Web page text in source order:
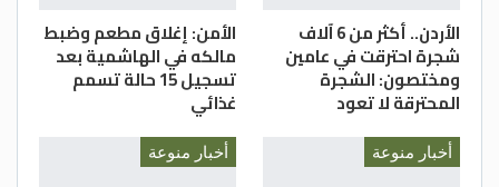
الأردن.. أكثر من 6 آلاف
شجرة احترقت في عامين
ومختصون: الشجرة
المحترقة لا تعود
الأمن: إغلاق مطعم وضبط
مالكه في الهاشمية بعد
تسجيل 15 حالة تسمم
غذائي
أخبار منوعة أخبار منوعة